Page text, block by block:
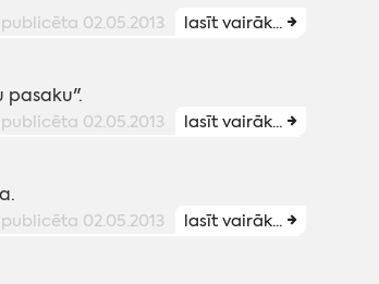
02.05.2013 lasīt vairāk...
pasaku".
02.05.2013 lasīt vairāk...
02.05.2013 lasīt vairāk...